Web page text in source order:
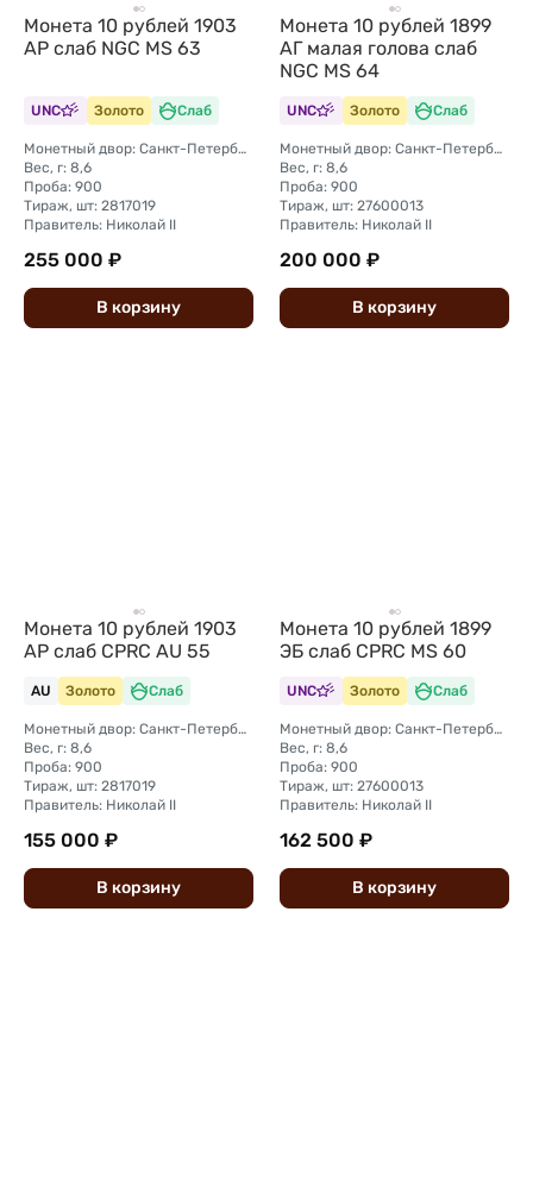
Монета 10 рублей 1903
АР слаб NGC MS 63
UNC Золото Слаб
Монетный двор: Санкт-Петербургский монетный двор
Вес, г: 8,6
Проба: 900
Тираж, шт: 2817019
Правитель: Николай II
255 000 ₽
В корзину
Монета 10 рублей 1899
АГ малая голова слаб
NGC MS 64
UNC Золото Слаб
Монетный двор: Санкт-Петербургский монетный двор
Вес, г: 8,6
Проба: 900
Тираж, шт: 27600013
Правитель: Николай II
200 000 ₽
В корзину
Монета 10 рублей 1903
АР слаб CPRC AU 55
AU Золото Слаб
Монетный двор: Санкт-Петербургский монетный двор
Вес, г: 8,6
Проба: 900
Тираж, шт: 2817019
Правитель: Николай II
155 000 ₽
В корзину
Монета 10 рублей 1899
ЭБ слаб CPRC MS 60
UNC Золото Слаб
Монетный двор: Санкт-Петербургский монетный двор
Вес, г: 8,6
Проба: 900
Тираж, шт: 27600013
Правитель: Николай II
162 500 ₽
В корзину